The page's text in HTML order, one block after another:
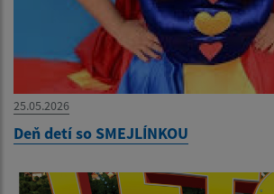
25.05.2026
Deň detí so SMEJLÍNKOU